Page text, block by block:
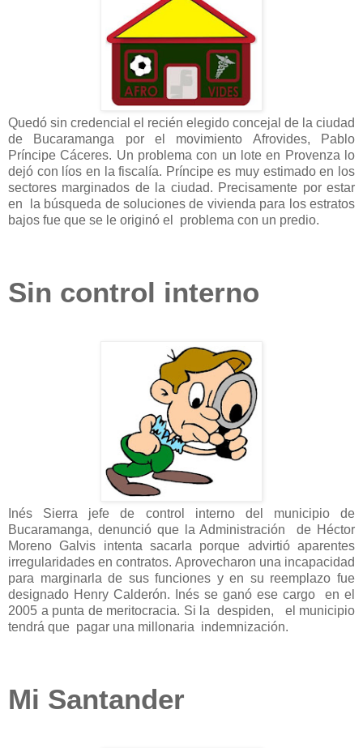
Quedó sin credencial el recién elegido concejal de la ciudad
de Bucaramanga por el movimiento Afrovides, Pablo
Príncipe Cáceres. Un problema con un lote en Provenza lo
dejó con líos en la fiscalía. Príncipe es muy estimado en los
sectores marginados de la ciudad. Precisamente por estar
en la búsqueda de soluciones de vivienda para los estratos
bajos fue que se le originó el problema con un predio.
Sin control interno
Inés Sierra jefe de control interno del municipio de
Bucaramanga, denunció que la Administración de Héctor
Moreno Galvis intenta sacarla porque advirtió aparentes
irregularidades en contratos. Aprovecharon una incapacidad
para marginarla de sus funciones y en su reemplazo fue
designado Henry Calderón. Inés se ganó ese cargo en el
2005 a punta de meritocracia. Si la despiden, el municipio
tendrá que pagar una millonaria indemnización.
Mi Santander